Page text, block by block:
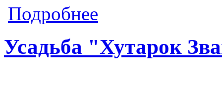
Подробнее
Усадьба "Хутарок